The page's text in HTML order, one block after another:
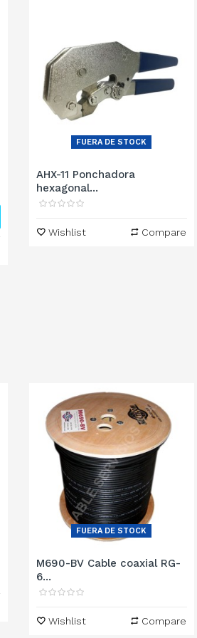
FUERA DE STOCK
AHX-11 Ponchadora
hexagonal...
Wishlist Compare
FUERA DE STOCK
M690-BV Cable coaxial RG-
6...
Wishlist Compare